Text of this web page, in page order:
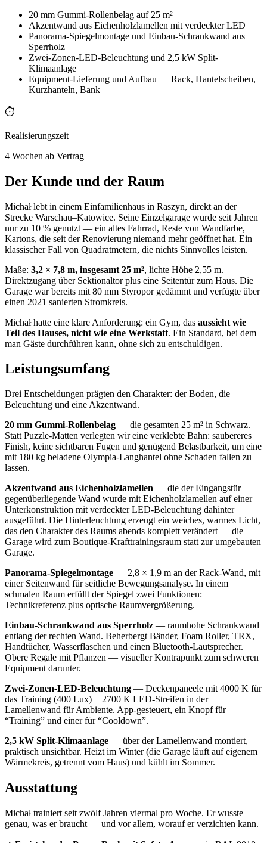
20 mm Gummi-Rollenbelag auf 25 m²
Akzentwand aus Eichenholzlamellen mit verdeckter LED
Panorama-Spiegelmontage und Einbau-Schrankwand aus
Sperrholz
Zwei-Zonen-LED-Beleuchtung und 2,5 kW Split-
Klimaanlage
Equipment-Lieferung und Aufbau — Rack, Hantelscheiben,
Kurzhanteln, Bank
⏱️
Realisierungszeit
4 Wochen ab Vertrag
Der Kunde und der Raum
Michał lebt in einem Einfamilienhaus in Raszyn, direkt an der
Strecke Warschau–Katowice. Seine Einzelgarage wurde seit Jahren
nur zu 10 % genutzt — ein altes Fahrrad, Reste von Wandfarbe,
Kartons, die seit der Renovierung niemand mehr geöffnet hat. Ein
klassischer Fall von Quadratmetern, die nichts Sinnvolles leisten.
Maße: 3,2 × 7,8 m, insgesamt 25 m², lichte Höhe 2,55 m.
Direktzugang über Sektionaltor plus eine Seitentür zum Haus. Die
Garage war bereits mit 80 mm Styropor gedämmt und verfügte über
einen 2021 sanierten Stromkreis.
Michał hatte eine klare Anforderung: ein Gym, das aussieht wie
Teil des Hauses, nicht wie eine Werkstatt. Ein Standard, bei dem
man Gäste durchführen kann, ohne sich zu entschuldigen.
Leistungsumfang
Drei Entscheidungen prägten den Charakter: der Boden, die
Beleuchtung und eine Akzentwand.
20 mm Gummi-Rollenbelag — die gesamten 25 m² in Schwarz.
Statt Puzzle-Matten verlegten wir eine verklebte Bahn: saubereres
Finish, keine sichtbaren Fugen und genügend Belastbarkeit, um eine
mit 180 kg beladene Olympia-Langhantel ohne Schaden fallen zu
lassen.
Akzentwand aus Eichenholzlamellen — die der Eingangstür
gegenüberliegende Wand wurde mit Eichenholzlamellen auf einer
Unterkonstruktion mit verdeckter LED-Beleuchtung dahinter
ausgeführt. Die Hinterleuchtung erzeugt ein weiches, warmes Licht,
das den Charakter des Raums abends komplett verändert — die
Garage wird zum Boutique-Krafttrainingsraum statt zur umgebauten
Garage.
Panorama-Spiegelmontage — 2,8 × 1,9 m an der Rack-Wand, mit
einer Seitenwand für seitliche Bewegungsanalyse. In einem
schmalen Raum erfüllt der Spiegel zwei Funktionen:
Technikreferenz plus optische Raumvergrößerung.
Einbau-Schrankwand aus Sperrholz — raumhohe Schrankwand
entlang der rechten Wand. Beherbergt Bänder, Foam Roller, TRX,
Handtücher, Wasserflaschen und einen Bluetooth-Lautsprecher.
Obere Regale mit Pflanzen — visueller Kontrapunkt zum schweren
Equipment darunter.
Zwei-Zonen-LED-Beleuchtung — Deckenpaneele mit 4000 K für
das Training (400 Lux) + 2700 K LED-Streifen in der
Lamellenwand für Ambiente. App-gesteuert, ein Knopf für
“Training” und einer für “Cooldown”.
2,5 kW Split-Klimaanlage — über der Lamellenwand montiert,
praktisch unsichtbar. Heizt im Winter (die Garage läuft auf eigenem
Wärmekreis, getrennt vom Haus) und kühlt im Sommer.
Ausstattung
Michał trainiert seit zwölf Jahren viermal pro Woche. Er wusste
genau, was er braucht — und vor allem, worauf er verzichten kann.